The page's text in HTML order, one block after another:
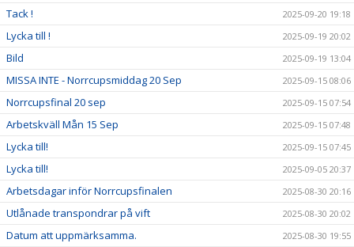
Tack ! 2025-09-20 19:18
Lycka till ! 2025-09-19 20:02
Bild 2025-09-19 13:04
MISSA INTE - Norrcupsmiddag 20 Sep 2025-09-15 08:06
Norrcupsfinal 20 sep 2025-09-15 07:54
Arbetskväll Mån 15 Sep 2025-09-15 07:48
Lycka till! 2025-09-15 07:45
Lycka till! 2025-09-05 20:37
Arbetsdagar inför Norrcupsfinalen 2025-08-30 20:16
Utlånade transpondrar på vift 2025-08-30 20:02
Datum att uppmärksamma. 2025-08-30 19:55